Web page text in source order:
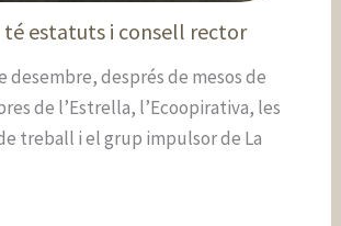
té estatuts i consell rector
desembre, després de mesos de
de l’Estrella, l’Ecoopirativa, les
treball i el grup impulsor de La